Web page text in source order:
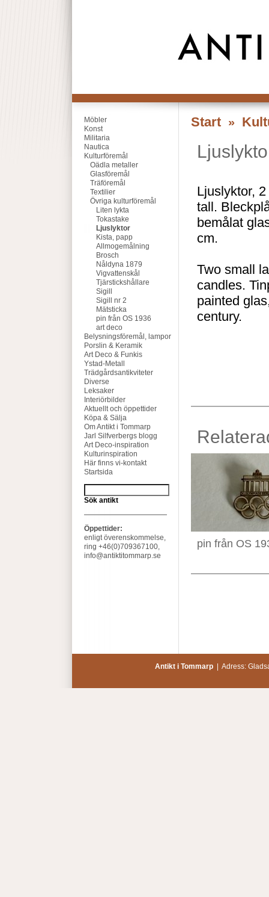
Möbler
Konst
Militaria
Nautica
Kulturföremål
Oädla metaller
Glasföremål
Träföremål
Textilier
Övriga kulturföremål
Liten lykta
Tokastake
Ljuslyktor
Kista, papp
Allmogemålning
Brosch
Nåldyna 1879
Vigvattenskål
Tjärstickshållare
Sigill
Sigill nr 2
Mätsticka
pin från OS 1936
art deco
Belysningsföremål, lampor
Porslin & Keramik
Art Deco & Funkis
Ystad-Metall
Trädgårdsantikviteter
Diverse
Leksaker
Interiörbilder
Aktuellt och öppettider
Köpa & Sälja
Om Antikt i Tommarp
Jarl Silfverbergs blogg
Art Deco-inspiration
Kulturinspiration
Här finns vi-kontakt
Startsida
Sök antikt
Öppettider:
enligt överenskommelse,
ring +46(0)709367100,
info@antiktitommarp.se
Start »
Ljuslyktor,
tall.
bemålat
cm.
Two small
candles.
painted
century.
pin från OS
Antikt i Tommarp | Adress: